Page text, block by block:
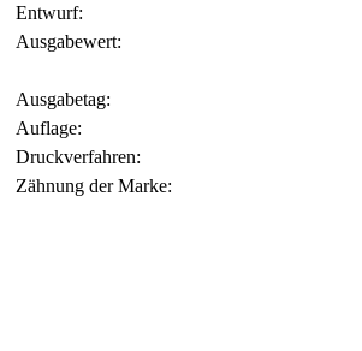
Entwurf:
Ausgabewert:
Ausgabetag:
Auflage:
Druckverfahren:
Zähnung der Marke: